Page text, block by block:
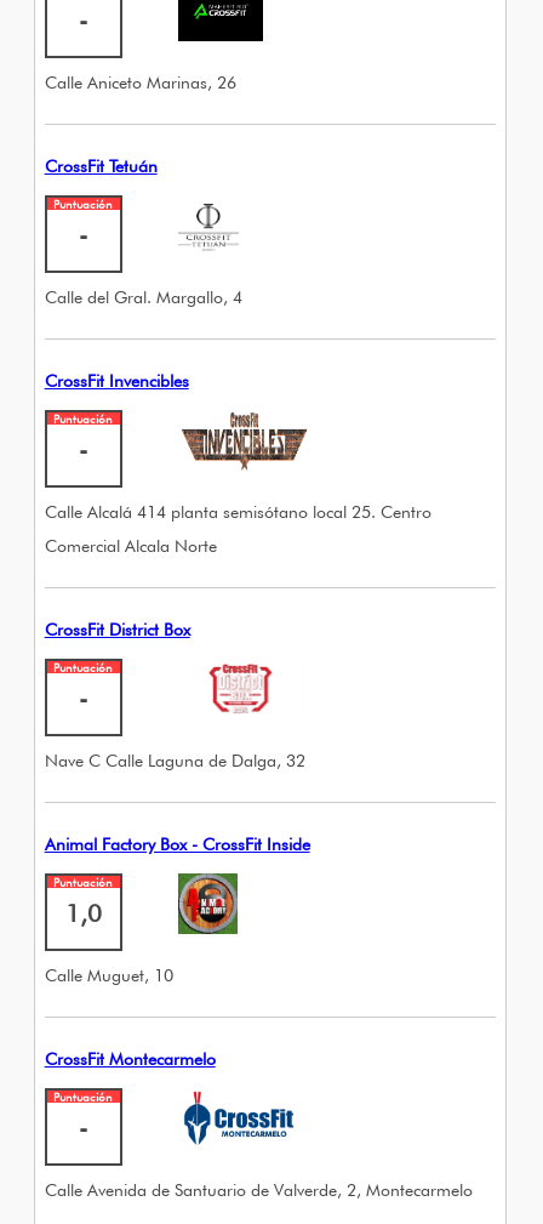
-
Calle Aniceto Marinas, 26
CrossFit Tetuán
Puntuación
-
Calle del Gral. Margallo, 4
CrossFit Invencibles
Puntuación
-
Calle Alcalá 414 planta semisótano local 25. Centro
Comercial Alcala Norte
CrossFit District Box
Puntuación
-
Nave C Calle Laguna de Dalga, 32
Animal Factory Box - CrossFit Inside
Puntuación
1,0
Calle Muguet, 10
CrossFit Montecarmelo
Puntuación
-
Calle Avenida de Santuario de Valverde, 2, Montecarmelo